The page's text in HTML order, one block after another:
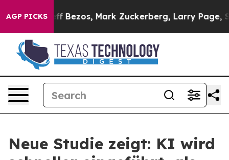
AGP PICKS
Jeff Bezos, Mark Zuckerberg, Larry Page,
Neue Studie zeigt: KI wird